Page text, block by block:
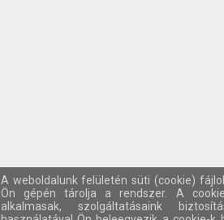
A weboldalunk felületén süti (cookie)
Ön gépén tárolja a rendszer. A
alkalmasak, szolgáltatásaink